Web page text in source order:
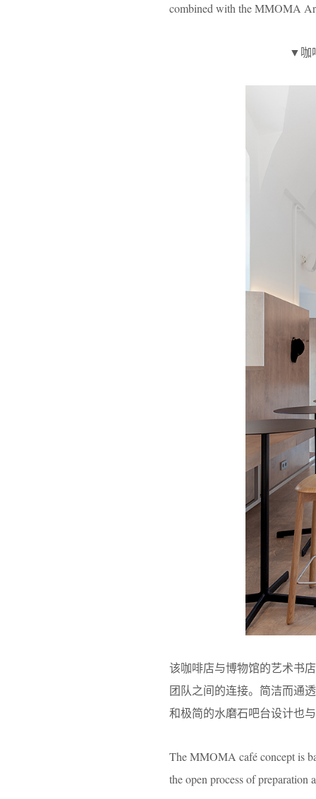
combined with the MMOMA Art
▼咖
该咖啡店与博物馆的艺术书
团队之间的连接。简洁而通
和极简的水磨石吧台设计也
The MMOMA café concept is
the open process of preparation